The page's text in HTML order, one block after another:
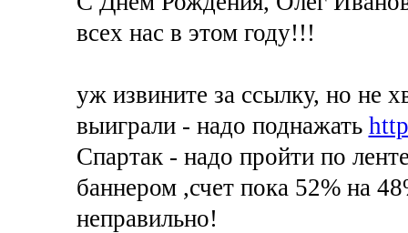
всех нас в этом году!!!
уж извините за ссылку, но не
выиграли - надо поднажать
Спартак - надо пройти по
баннером ,счет пока 52% на
неправильно!